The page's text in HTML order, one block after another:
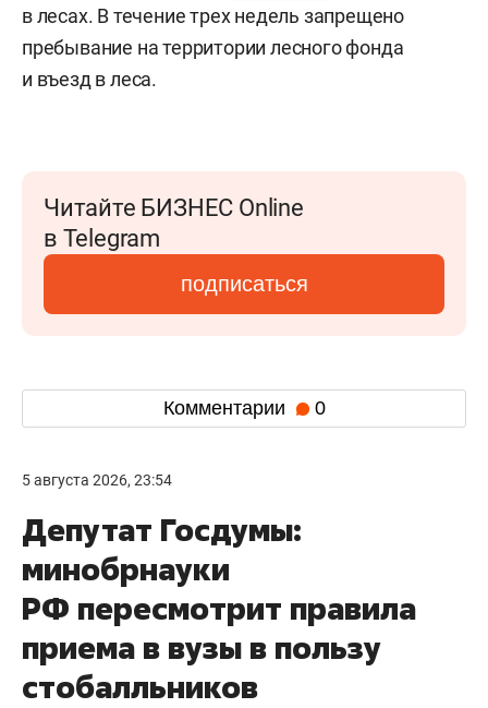
в лесах. В течение трех недель запрещено
пребывание на территории лесного фонда
и въезд в леса.
Читайте БИЗНЕС Online
в Telegram
подписаться
Комментарии 0
5 августа 2026, 23:54
Депутат Госдумы:
минобрнауки
РФ пересмотрит правила
приема в вузы в пользу
стобалльников